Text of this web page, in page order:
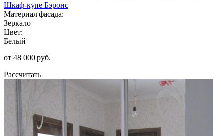
Шкаф-купе Бэронс
Материал фасада:
Зеркало
Цвет:
Белый
от 48 000 руб.
Рассчитать